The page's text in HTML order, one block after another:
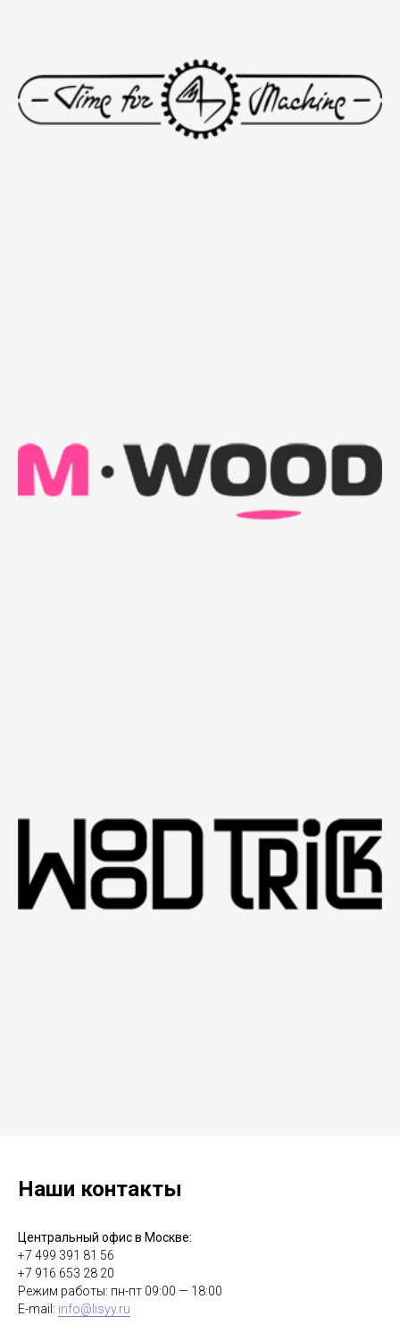
Наши контакты
Центральный офис в Москве:
+7 499 391 81 56
+7 916 653 28 20
Режим работы: пн-пт 09:00 — 18:00
E-mail: info@lisyy.ru